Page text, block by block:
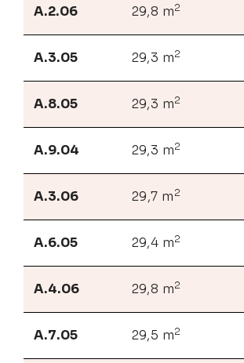
A.2.06 29,8 m2
A.3.05 29,3 m2
A.8.05 29,3 m2
A.9.04 29,3 m2
A.3.06 29,7 m 2
A.6.05 29,4 m2
A.4.06 29,8 m2
A.7.05 29,5 m2